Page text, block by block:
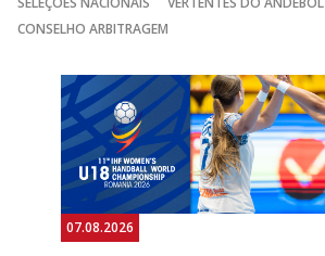
CONSELHO ARBITRAGEM
07.08.2026
Anterior